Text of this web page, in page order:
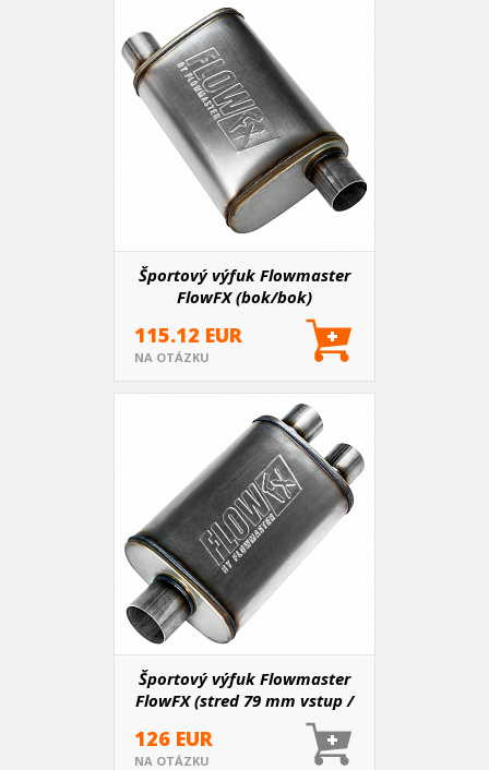
Športový výfuk Flowmaster
FlowFX (bok/bok)
115.12 EUR
NA OTÁZKU
Športový výfuk Flowmaster
FlowFX (stred 79 mm vstup /
dual 67 mm výstup)
126 EUR
NA OTÁZKU